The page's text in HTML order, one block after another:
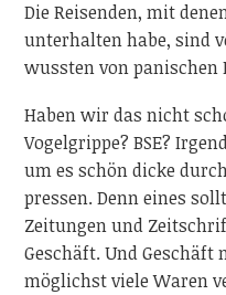
Die Reisenden, mit
unterhalten habe, sind
wussten von panischen
Haben wir das nicht
Vogelgrippe? BSE?
um es schön dicke
pressen. Denn eines
Zeitungen und
Geschäft. Und
möglichst viele Waren